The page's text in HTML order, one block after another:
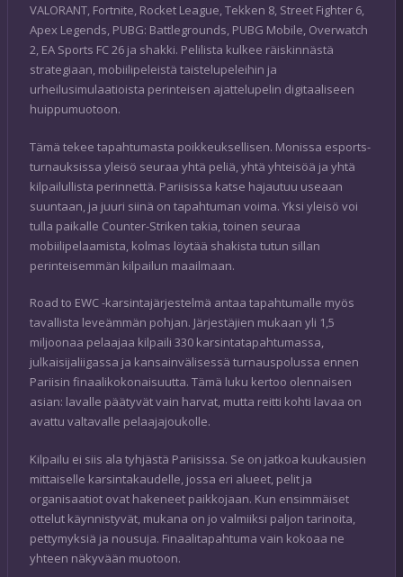
VALORANT, Fortnite, Rocket League, Tekken 8, Street Fighter 6,
Apex Legends, PUBG: Battlegrounds, PUBG Mobile, Overwatch
2, EA Sports FC 26 ja shakki. Pelilista kulkee räiskinnästä
strategiaan, mobiilipeleistä taistelupeleihin ja
urheilusimulaatioista perinteisen ajattelupelin digitaaliseen
huippumuotoon.
Tämä tekee tapahtumasta poikkeuksellisen. Monissa esports-
turnauksissa yleisö seuraa yhtä peliä, yhtä yhteisöä ja yhtä
kilpailullista perinnettä. Pariisissa katse hajautuu useaan
suuntaan, ja juuri siinä on tapahtuman voima. Yksi yleisö voi
tulla paikalle Counter-Striken takia, toinen seuraa
mobiilipelaamista, kolmas löytää shakista tutun sillan
perinteisemmän kilpailun maailmaan.
Road to EWC -karsintajärjestelmä antaa tapahtumalle myös
tavallista leveämmän pohjan. Järjestäjien mukaan yli 1,5
miljoonaa pelaajaa kilpaili 330 karsintatapahtumassa,
julkaisijaliigassa ja kansainvälisessä turnauspolussa ennen
Pariisin finaalikokonaisuutta. Tämä luku kertoo olennaisen
asian: lavalle päätyvät vain harvat, mutta reitti kohti lavaa on
avattu valtavalle pelaajajoukolle.
Kilpailu ei siis ala tyhjästä Pariisissa. Se on jatkoa kuukausien
mittaiselle karsintakaudelle, jossa eri alueet, pelit ja
organisaatiot ovat hakeneet paikkojaan. Kun ensimmäiset
ottelut käynnistyvät, mukana on jo valmiiksi paljon tarinoita,
pettymyksiä ja nousuja. Finaalitapahtuma vain kokoaa ne
yhteen näkyvään muotoon.